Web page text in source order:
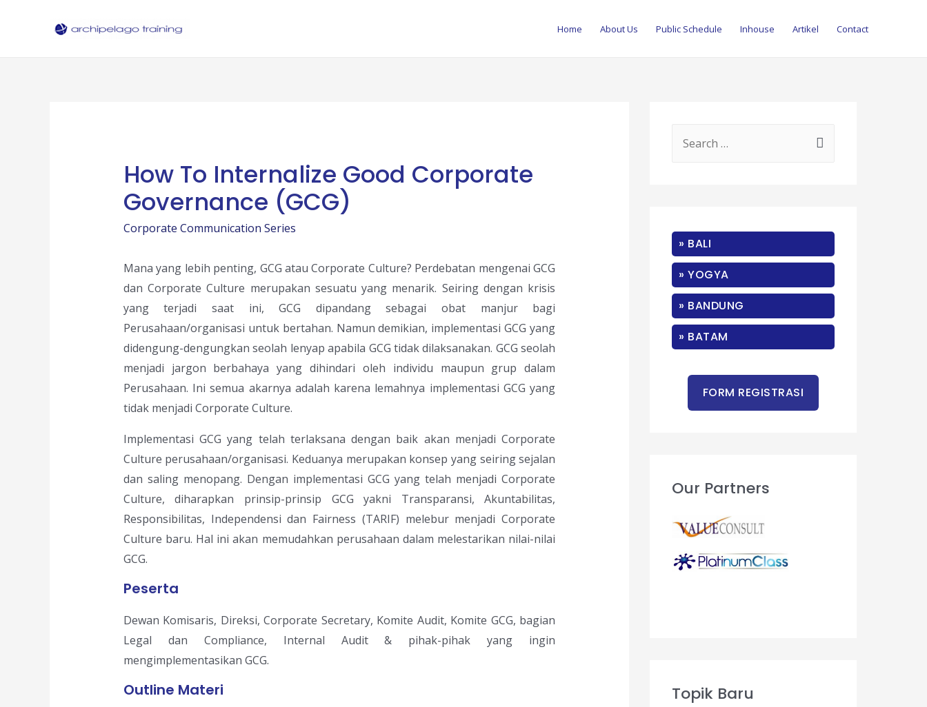
Home About Us Public Schedule Inhouse Artikel Contact
How To Internalize Good Corporate
Governance (GCG)
Corporate Communication Series
Mana yang lebih penting, GCG atau Corporate Culture? Perdebatan mengenai GCG
dan Corporate Culture merupakan sesuatu yang menarik. Seiring dengan krisis
yang terjadi saat ini, GCG dipandang sebagai obat manjur bagi
Perusahaan/organisasi untuk bertahan. Namun demikian, implementasi GCG yang
didengung-dengungkan seolah lenyap apabila GCG tidak dilaksanakan. GCG seolah
menjadi jargon berbahaya yang dihindari oleh individu maupun grup dalam
Perusahaan. Ini semua akarnya adalah karena lemahnya implementasi GCG yang
tidak menjadi Corporate Culture.
Implementasi GCG yang telah terlaksana dengan baik akan menjadi Corporate
Culture perusahaan/organisasi. Keduanya merupakan konsep yang seiring sejalan
dan saling menopang. Dengan implementasi GCG yang telah menjadi Corporate
Culture, diharapkan prinsip-prinsip GCG yakni Transparansi, Akuntabilitas,
Responsibilitas, Independensi dan Fairness (TARIF) melebur menjadi Corporate
Culture baru. Hal ini akan memudahkan perusahaan dalam melestarikan nilai-nilai
GCG.
Peserta
Dewan Komisaris, Direksi, Corporate Secretary, Komite Audit, Komite GCG, bagian
Legal dan Compliance, Internal Audit & pihak-pihak yang ingin
mengimplementasikan GCG.
Outline Materi
f
o
» BALI
» YOGYA
» BANDUNG
» BATAM
Our Partners
Topik Baru